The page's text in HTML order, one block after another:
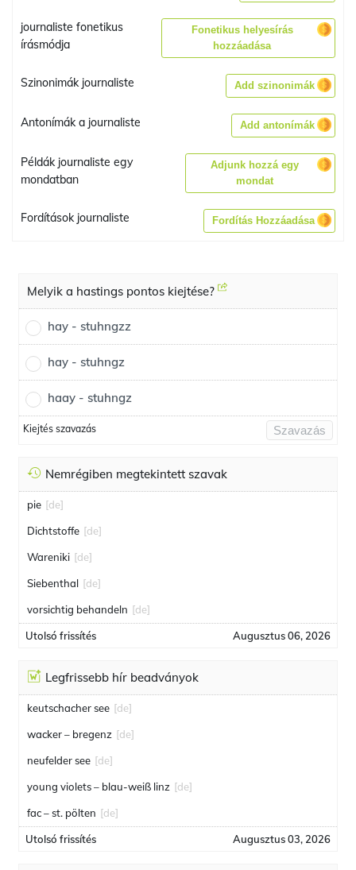
journaliste fonetikus
írásmódja
Fonetikus helyesírás
hozzáadása
Szinonimák journaliste Add szinonimák
Antonímák a journaliste Add antonímák
Példák journaliste egy
mondatban
Adjunk hozzá egy
mondat
Fordítások journaliste Fordítás Hozzáadása
Melyik a hastings pontos kiejtése?
hay - stuhngzz
hay - stuhngz
haay - stuhngz
Kiejtés szavazás Szavazás
Nemrégiben megtekintett szavak
pie [de]
Dichtstoffe [de]
Wareniki [de]
Siebenthal [de]
vorsichtig behandeln [de]
Utolsó frissítés Augusztus 06, 2026
Legfrissebb hír beadványok
keutschacher see [de]
wacker – bregenz [de]
neufelder see [de]
young violets – blau-weiß linz [de]
fac – st. pölten [de]
Utolsó frissítés Augusztus 03, 2026